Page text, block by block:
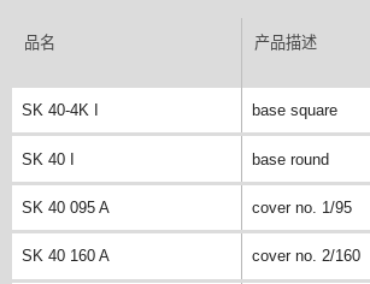
品名 产品描述
SK 40-4K I base square
SK 40 I base round
SK 40 095 A cover no. 1/95
SK 40 160 A cover no. 2/160